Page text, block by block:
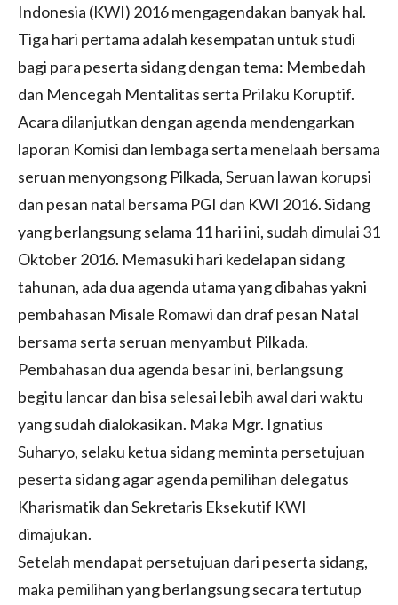
Indonesia (KWI) 2016 mengagendakan banyak hal.
Tiga hari pertama adalah kesempatan untuk studi
bagi para peserta sidang dengan tema: Membedah
dan Mencegah Mentalitas serta Prilaku Koruptif.
Acara dilanjutkan dengan agenda mendengarkan
laporan Komisi dan lembaga serta menelaah bersama
seruan menyongsong Pilkada, Seruan lawan korupsi
dan pesan natal bersama PGI dan KWI 2016. Sidang
yang berlangsung selama 11 hari ini, sudah dimulai 31
Oktober 2016. Memasuki hari kedelapan sidang
tahunan, ada dua agenda utama yang dibahas yakni
pembahasan Misale Romawi dan draf pesan Natal
bersama serta seruan menyambut Pilkada.
Pembahasan dua agenda besar ini, berlangsung
begitu lancar dan bisa selesai lebih awal dari waktu
yang sudah dialokasikan. Maka Mgr. Ignatius
Suharyo, selaku ketua sidang meminta persetujuan
peserta sidang agar agenda pemilihan delegatus
Kharismatik dan Sekretaris Eksekutif KWI
dimajukan.
Setelah mendapat persetujuan dari peserta sidang,
maka pemilihan yang berlangsung secara tertutup